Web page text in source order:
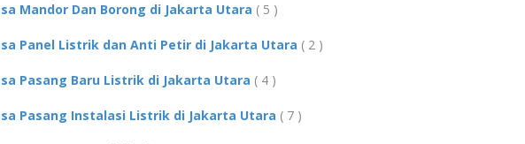
Mandor Dan Borong di Jakarta Utara ( 5 )
Panel Listrik dan Anti Petir di Jakarta Utara ( 2 )
Pasang Baru Listrik di Jakarta Utara ( 4 )
Pasang Instalasi Listrik di Jakarta Utara ( 7 )